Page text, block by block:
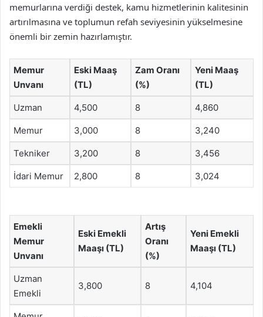
memurlarına verdiği destek, kamu hizmetlerinin kalitesinin
artırılmasına ve toplumun refah seviyesinin yükselmesine
önemli bir zemin hazırlamıştır.
Memur
Unvanı
Eski Maaş
(TL)
Zam Oranı
(%)
Yeni Maaş
(TL)
Uzman 4,500 8 4,860
Memur 3,000 8 3,240
Tekniker 3,200 8 3,456
İdari Memur 2,800 8 3,024
Emekli
Memur
Unvanı
Eski Emekli
Maaşı (TL)
Artış
Oranı
(%)
Yeni Emekli
Maaşı (TL)
Uzman
Emekli
3,800 8 4,104